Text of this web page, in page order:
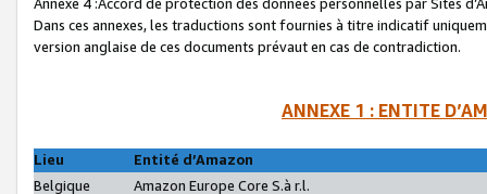
Dans ces annexes, les traductions sont fournies à titre indicatif
version anglaise de ces documents prévaut en cas de contradiction.
ANNEXE 1 : ENTITE
Lieu
Entité d’Amazon
Belgique
Amazon Europe Core S.à r.l.